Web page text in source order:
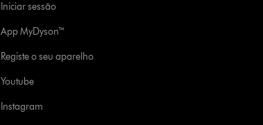
Iniciar sessão
App MyDyson™
Registe o seu aparelho
Youtube
Instagram